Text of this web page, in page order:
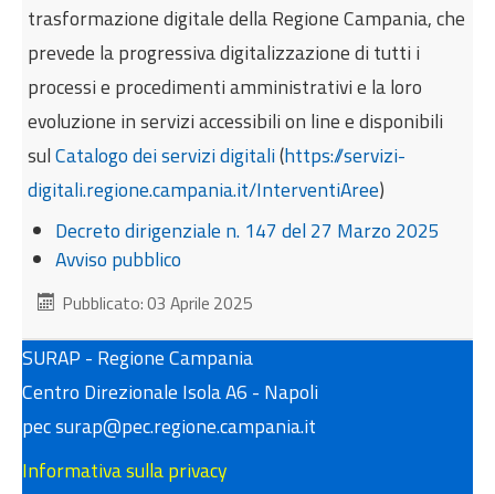
trasformazione digitale della Regione Campania, che
prevede la progressiva digitalizzazione di tutti i
processi e procedimenti amministrativi e la loro
evoluzione in servizi accessibili on line e disponibili
sulCatalogo dei servizi digitali(https://servizi-
digitali.regione.campania.it/InterventiAree)
Decreto dirigenziale n. 147 del 27 Marzo 2025
Avviso pubblico
Pubblicato: 03 Aprile 2025
SURAP - Regione Campania
Centro Direzionale Isola A6 - Napoli
pec surap@pec.regione.campania.it
Informativa sulla privacy